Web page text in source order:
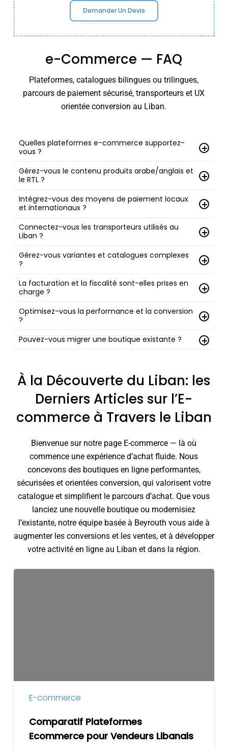
Demander Un Devis
e-Commerce — FAQ
Plateformes, catalogues bilingues ou trilingues,
parcours de paiement sécurisé, transporteurs et UX
orientée conversion au Liban.
Quelles plateformes e-commerce supportez-
vous ?
WooCommerce, ainsi que des options enterprise
selon catalogue, intégrations et croissance.
Gérez-vous le contenu produits arabe/anglais et
le RTL ?
Oui. Catalogues bilingues, mises en page RTL,
filtres/recherche localisés et structures claires.
Intégrez-vous des moyens de paiement locaux
et internationaux ?
Oui. Multiples méthodes et parcours de paiement
sécurisé conformes à vos politiques.
Connectez-vous les transporteurs utilisés au
Liban ?
Oui. Règles d’expédition, étiquetage et suivi avec
transporteurs locaux/internationaux ; zones couvrant
tout le pays.
Gérez-vous variantes et catalogues complexes
?
Oui. Variantes, bundles, produits configurables,
attributs et règles de stock.
La facturation et la fiscalité sont-elles prises en
charge ?
Oui. Statuts, factures et exports adaptés à votre
comptabilité.
Optimisez-vous la performance et la conversion
?
Oui. Pages rapides, UX claire, données structurées et
Pouvez-vous migrer une boutique existante ?
À la Découverte du Liban: les
Derniers Articles sur l’E-
commerce à Travers le Liban
Bienvenue sur notre page E-commerce — là où
commence une expérience d’achat fluide. Nous
concevons des boutiques en ligne performantes,
sécurisées et orientées conversion, qui valorisent votre
catalogue et simplifient le parcours d’achat. Que vous
lanciez une nouvelle boutique ou modernisiez
l’existante, notre équipe basée à Beyrouth vous aide à
augmenter les conversions et les ventes, et à développer
votre activité en ligne au Liban et dans la région.
E-commerce
Comparatif Plateformes
Ecommerce pour Vendeurs Libanais